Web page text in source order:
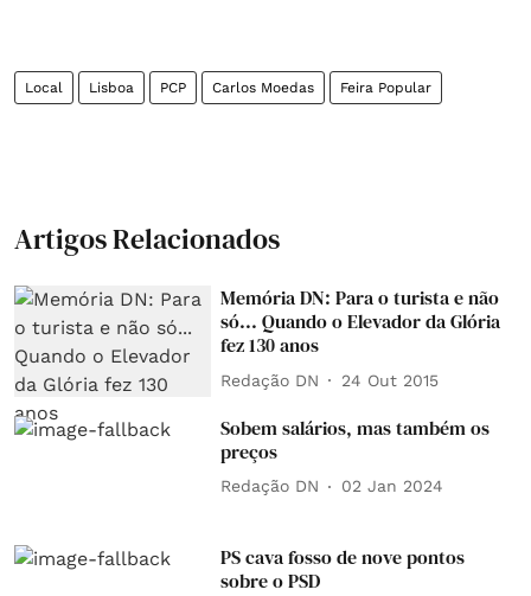
Local Lisboa PCP Carlos Moedas Feira Popular
Artigos Relacionados
Memória DN: Para o turista e não
só... Quando o Elevador da Glória
fez 130 anos
Redação DN 24 Out 2015
Sobem salários, mas também os
preços
Redação DN 02 Jan 2024
PS cava fosso de nove pontos
sobre o PSD